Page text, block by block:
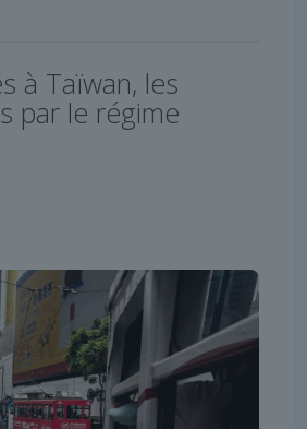
à Taïwan, les
par le régime